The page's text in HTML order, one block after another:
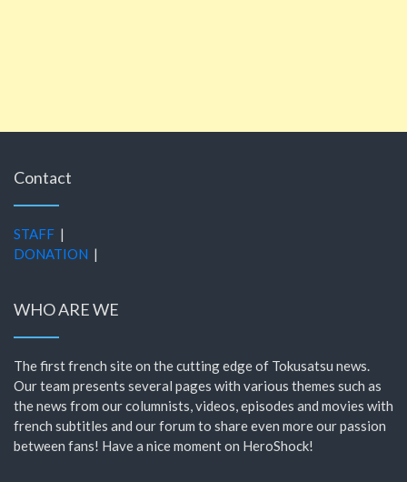
Contact
STAFF |
DONATION |
WHO ARE WE
The first french site on the cutting edge of Tokusatsu news.
Our team presents several pages with various themes such as
the news from our columnists, videos, episodes and movies with
french subtitles and our forum to share even more our passion
between fans! Have a nice moment on HeroShock!